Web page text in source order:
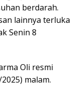
berdarah.
lainnya terluka
Senin 8
Oli resmi
malam.